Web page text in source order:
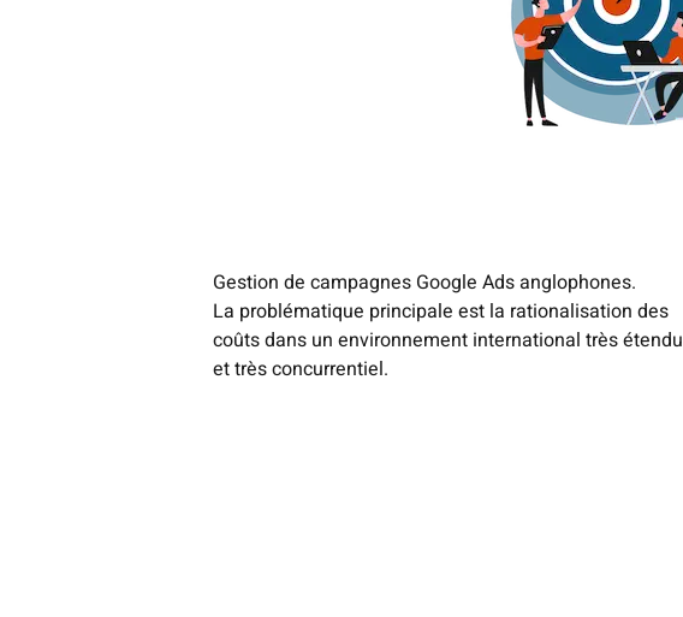
Gestion de campagnes Google Ads anglophones.
La problématique principale est la rationalisation des
coûts dans un environnement international très étendu
et très concurrentiel.